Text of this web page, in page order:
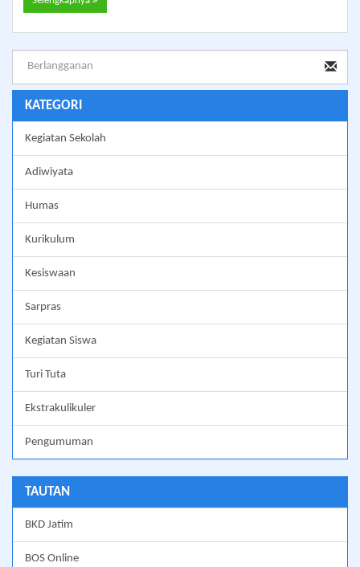
KATEGORI
Kegiatan Sekolah
Adiwiyata
Humas
Kurikulum
Kesiswaan
Sarpras
Kegiatan Siswa
Turi Tuta
Ekstrakulikuler
Pengumuman
TAUTAN
BKD Jatim
BOS Online